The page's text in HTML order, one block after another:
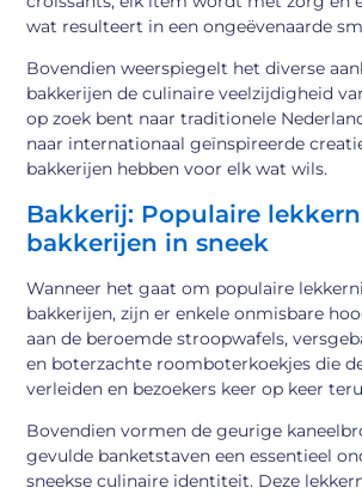
wat resulteert in een ongeëvenaarde
Bovendien weerspiegelt het diverse
bakkerijen de culinaire veelzijdigheid
op zoek bent naar traditionele
naar internationaal geïnspireerde
bakkerijen hebben voor elk wat wils.
Bakkerij: Populaire
bakkerijen in sneek
Wanneer het gaat om populaire
bakkerijen, zijn er enkele onmisbare
aan de beroemde stroopwafels,
en boterzachte roomboterkoekjes die
verleiden en bezoekers keer op keer
Bovendien vormen de geurige
gevulde banketstaven een essentieel
sneekse culinaire identiteit. Deze